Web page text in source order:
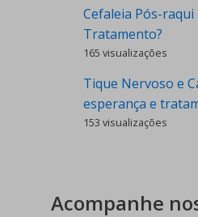
Cefaleia Pós-raqui
Tratamento?
165 visualizações
Tique Nervoso e
esperança e
153 visualizações
Acompanhe